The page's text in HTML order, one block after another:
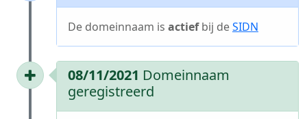
De domeinnaam is actiefbij deSIDN
08/11/2021 Domeinnaam
geregistreerd